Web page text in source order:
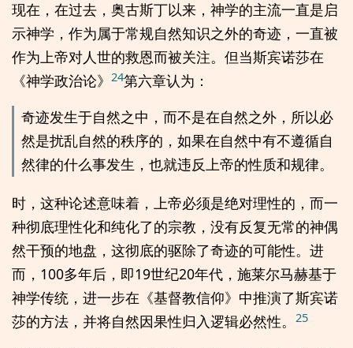
现在，在过去，奥古斯丁以来，神学的主流一直是启
示神学，作为属于常规自然知识之外的奇迹，一直被
作为上帝对人世的救恩而被关注。但当斯宾诺莎在
《神学政治论》 24第六章认为：
奇迹发生于自然之中，而不是在自然之外，所以必
然是扰乱自然的秩序的，如果在自然中有不遵循自
然律的什么事发生，也就违反上帝的性质和规律。
时，这种论述意味着，上帝必须是绝对理性的，而一
种彻底理性化和纯化了的宗教，没有反复无常的神偶
然干预的地盘，这彻底的驱除了奇迹的可能性。进
而，100多年后，即19世纪20年代，施莱尔马赫基于
神学传统，进一步在《基督教信仰》中推演了斯宾诺
莎的方法，并将自然因果性归入逻辑必然性。 25